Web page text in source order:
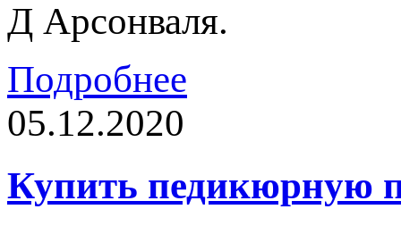
Д Арсонваля.
Подробнее
05.12.2020
Купить педикюрную